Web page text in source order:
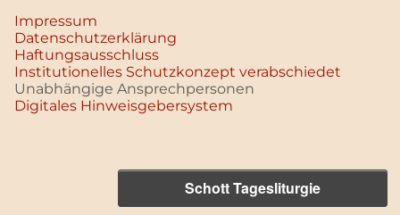
Impressum
Datenschutz­erklärung
Haftungsausschluss
Institutionelles Schutzkonzept verabschiedet
Unabhängige Ansprechpersonen
Digitales Hinweisgebersystem
Schott Tagesliturgie